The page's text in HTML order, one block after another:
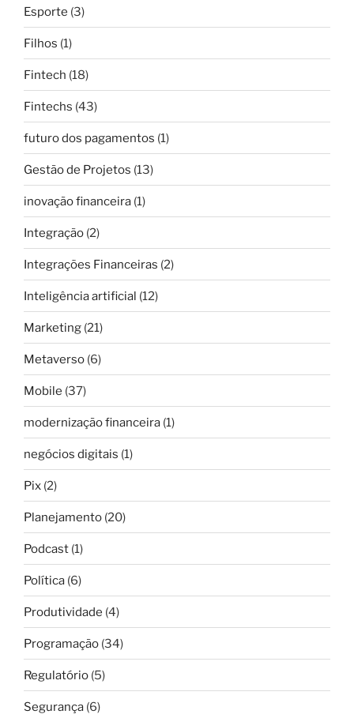
Esporte (3)
Filhos (1)
Fintech (18)
Fintechs (43)
futuro dos pagamentos (1)
Gestão de Projetos (13)
inovação financeira (1)
Integração (2)
Integrações Financeiras (2)
Inteligência artificial (12)
Marketing (21)
Metaverso (6)
Mobile (37)
modernização financeira (1)
negócios digitais (1)
Pix (2)
Planejamento (20)
Podcast (1)
Política (6)
Produtividade (4)
Programação (34)
Regulatório (5)
Segurança (6)